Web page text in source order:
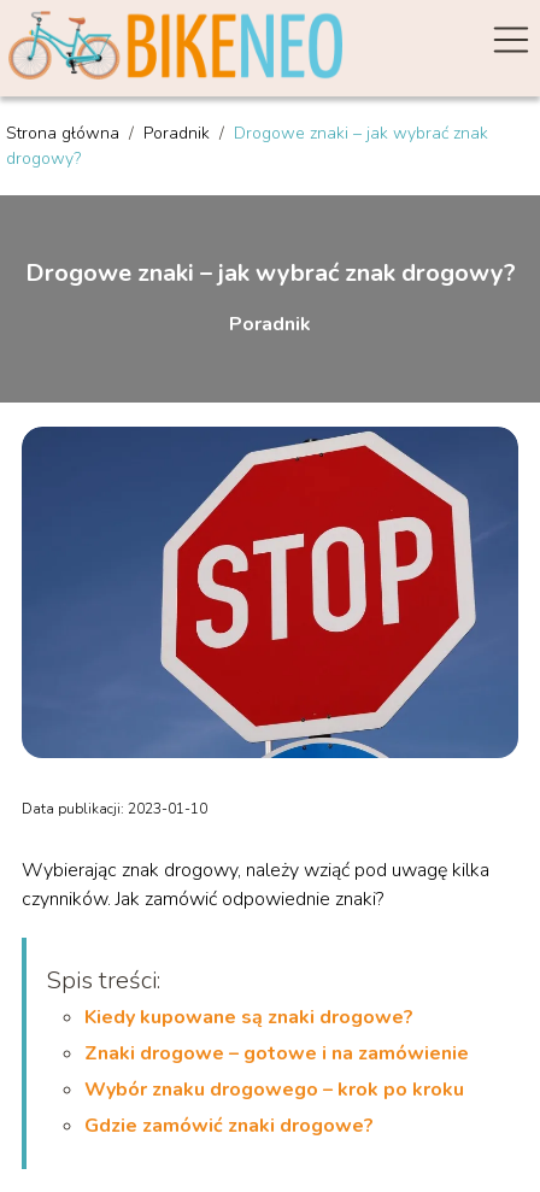
Strona główna / Poradnik / Drogowe znaki – jak wybrać znak
drogowy?
Drogowe znaki – jak wybrać znak drogowy?
Poradnik
Data publikacji: 2023-01-10
Wybierając znak drogowy, należy wziąć pod uwagę kilka
czynników. Jak zamówić odpowiednie znaki?
Spis treści:
Kiedy kupowane są znaki drogowe?
Znaki drogowe – gotowe i na zamówienie
Wybór znaku drogowego – krok po kroku
Gdzie zamówić znaki drogowe?